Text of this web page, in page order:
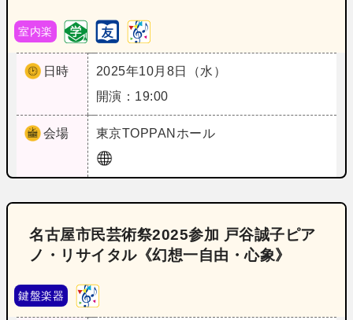
室内楽
日時
2025年10月8日（水）
開演：19:00
会場 東京TOPPANホール
名古屋市民芸術祭2025参加 戸谷誠子ピア
ノ・リサイタル《幻想一自由・心象》
鍵盤楽器